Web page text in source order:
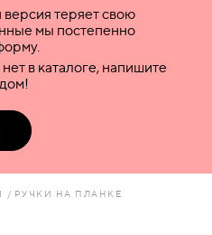
теряет свою
мы постепенно
в каталоге, напишите
РУЧКИ НА ПЛАНКЕ